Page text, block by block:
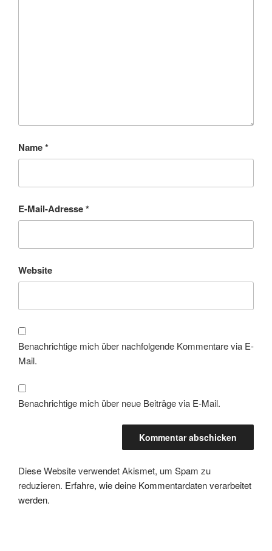
Name*
E-Mail-Adresse*
Website
Benachrichtige mich über nachfolgende Kommentare via E-
Mail.
Benachrichtige mich über neue Beiträge via E-Mail.
Diese Website verwendet Akismet, um Spam zu
reduzieren. Erfahre, wie deine Kommentardaten verarbeitet
werden.